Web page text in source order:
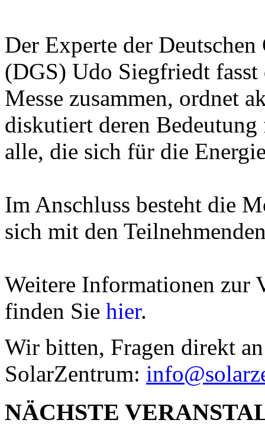
Der Experte der
(DGS) Udo Siegfriedt
Messe zusammen, ordnet
diskutiert deren
alle, die sich für die
Im Anschluss besteht die
sich mit den
Weitere Informationen zur
finden Sie hier.
Wir bitten, Fragen direkt
SolarZentrum:
NÄCHSTE